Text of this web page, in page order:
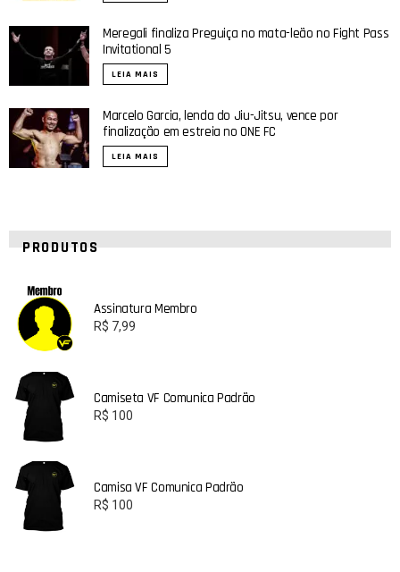
Meregali finaliza Preguiça no mata-leão no Fight Pass
Invitational 5
LEIA MAIS
Marcelo Garcia, lenda do Jiu-Jitsu, vence por
finalização em estreia no ONE FC
LEIA MAIS
PRODUTOS
Assinatura Membro
R$ 7,99
Camiseta VF Comunica Padrão
R$ 100
Camisa VF Comunica Padrão
R$ 100